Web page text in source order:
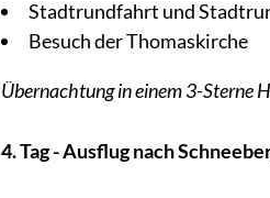
Stadtrundfahrt und
Besuch der Thomaskirche
Übernachtung in einem 3-Sterne
4. Tag - Ausflug nach